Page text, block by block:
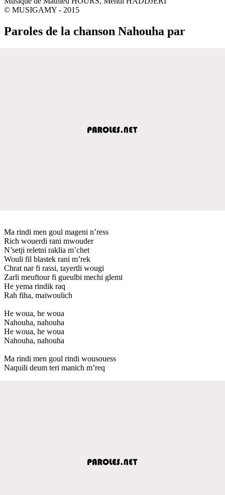
© MUSIGAMY - 2015
Paroles de la chanson Nahouha par
Ma rindi men goul mageni n’ress
Rich wouerdi rani mwouder
N’setji reletni raklia m’chet
Wouli fil blastek rani m’rek
Chrat nar fi rassi, tayertli wougi
Zarli meuftour fi gueulbi mechi glemi
He yema rindik raq
Rah fiha, maiwoulich
He woua, he woua
Nahouha, nahouha
He woua, he woua
Nahouha, nahouha
Ma rindi men goul rindi wousouess
Naquili deum teri manich m’req